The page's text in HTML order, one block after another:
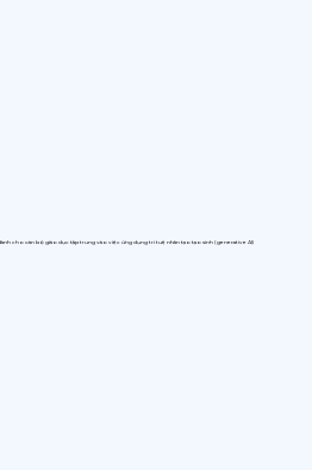
cho cán bộ giáo dục tập trung vào việc ứng dụng trí tuệ nhân tạo tạo sinh (generative AI)